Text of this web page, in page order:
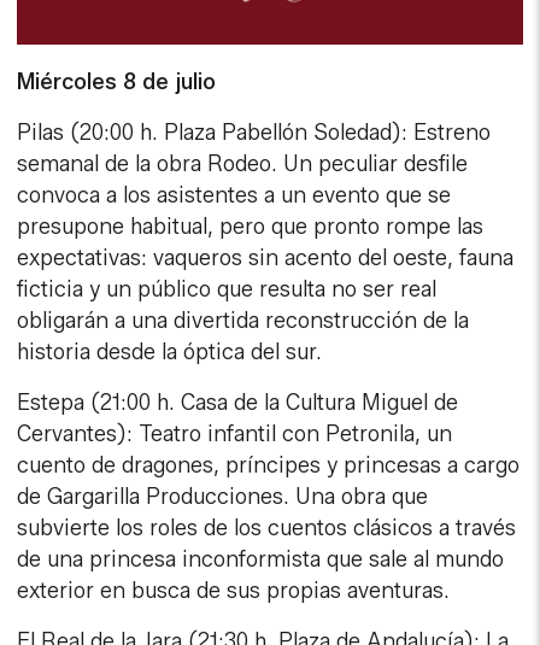
Miércoles 8 de julio
Pilas (20:00 h. Plaza Pabellón Soledad): Estreno
semanal de la obra Rodeo. Un peculiar desfile
convoca a los asistentes a un evento que se
presupone habitual, pero que pronto rompe las
expectativas: vaqueros sin acento del oeste, fauna
ficticia y un público que resulta no ser real
obligarán a una divertida reconstrucción de la
historia desde la óptica del sur.
Estepa (21:00 h. Casa de la Cultura Miguel de
Cervantes): Teatro infantil con Petronila, un
cuento de dragones, príncipes y princesas a cargo
de Gargarilla Producciones. Una obra que
subvierte los roles de los cuentos clásicos a través
de una princesa inconformista que sale al mundo
exterior en busca de sus propias aventuras.